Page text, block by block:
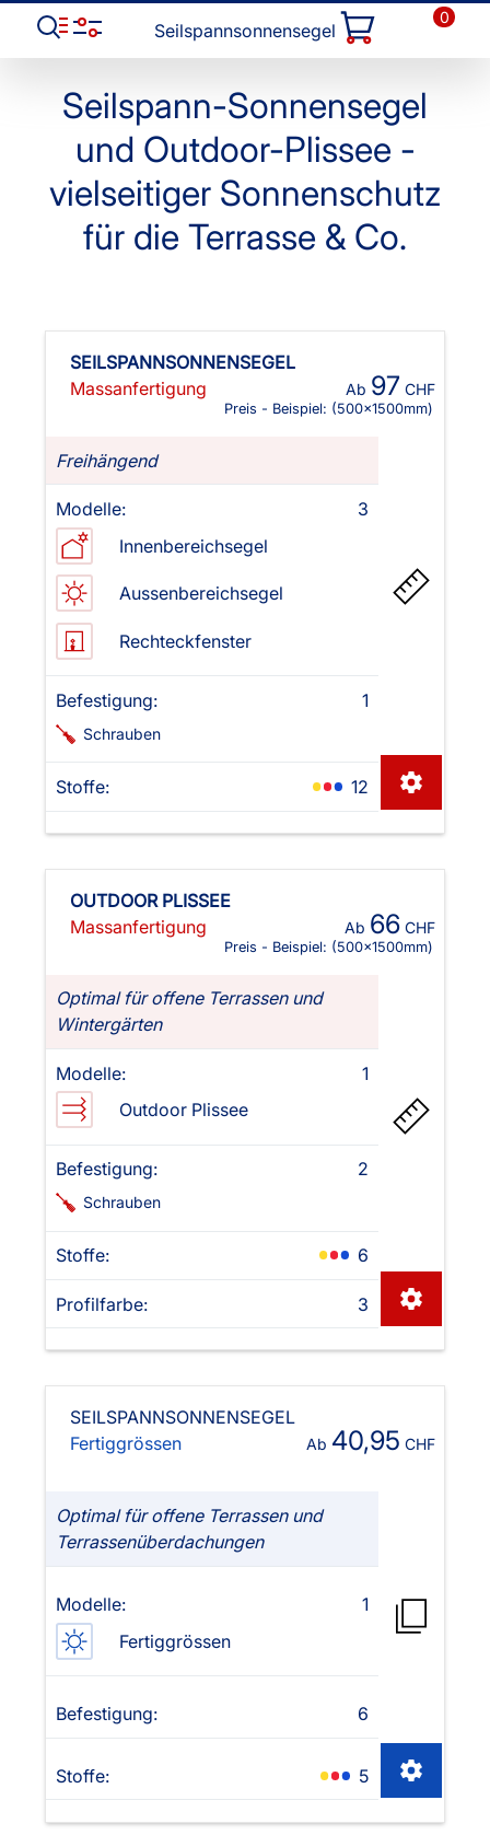
Seilspannsonnensegel
0
Seilspann-Sonnensegel
und Outdoor-Plissee -
vielseitiger Sonnenschutz
für die Terrasse & Co.
SEILSPANNSONNENSEGEL
Massanfertigung
Freihängend
Modelle:
3
Innenbereichsegel
Aussenbereichsegel
Rechteckfenster
Befestigung: 1
Schrauben
Stoffe: 12
Preis - Beispiel: (500x1500mm)
Ab 97 CHF
OUTDOOR PLISSEE
Massanfertigung
Optimal für offene Terrassen und
Wintergärten
Modelle:
1
Outdoor Plissee
Befestigung: 2
Schrauben
Stoffe: 6
Profilfarbe: 3
Preis - Beispiel: (500x1500mm)
Ab 66 CHF
SEILSPANNSONNENSEGEL
Fertiggrössen
Optimal für offene Terrassen und
Terrassenüberdachungen
Modelle:
1
Fertiggrössen
Befestigung: 6
Stoffe: 5
Ab 40,95 CHF